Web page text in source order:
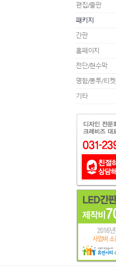
편집/출판
패키지
간판
홈페이지
전단/현수막
명함/봉투/티켓
기타